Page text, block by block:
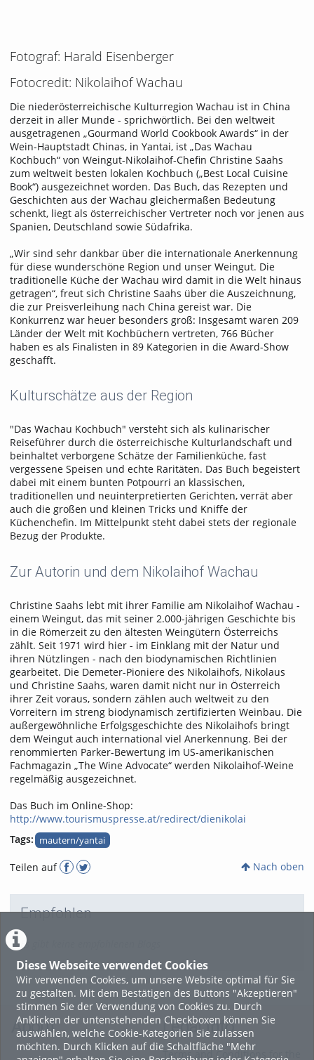
Diese Webseite verwendet Cookies
Wir verwenden Cookies, um unsere Website optimal für Sie
zu gestalten. Mit dem Bestätigen des Buttons "Akzeptieren"
stimmen Sie der Verwendung von Cookies zu. Durch
Anklicken der untenstehenden Checkboxen können Sie
auswählen, welche Cookie-Kategorien Sie zulassen
möchten. Durch Klicken auf die Schaltfläche "Mehr
Fotograf: Harald Eisenberger
Fotocredit: Nikolaihof Wachau
Die niederösterreichische Kulturregion Wachau ist in China
derzeit in aller Munde - sprichwörtlich. Bei den weltweit
ausgetragenen „Gourmand World Cookbook Awards“ in der
Wein-Hauptstadt Chinas, in Yantai, ist „Das Wachau
Kochbuch“ von Weingut-Nikolaihof-Chefin Christine Saahs
zum weltweit besten lokalen Kochbuch („Best Local Cuisine
Book“) ausgezeichnet worden. Das Buch, das Rezepten und
Geschichten aus der Wachau gleichermaßen Bedeutung
schenkt, liegt als österreichischer Vertreter noch vor jenen aus
Spanien, Deutschland sowie Südafrika.
„Wir sind sehr dankbar über die internationale Anerkennung
für diese wunderschöne Region und unser Weingut. Die
traditionelle Küche der Wachau wird damit in die Welt hinaus
getragen“, freut sich Christine Saahs über die Auszeichnung,
die zur Preisverleihung nach China gereist war. Die
Konkurrenz war heuer besonders groß: Insgesamt waren 209
Länder der Welt mit Kochbüchern vertreten, 766 Bücher
haben es als Finalisten in 89 Kategorien in die Award-Show
geschafft.
Kulturschätze aus der Region
"Das Wachau Kochbuch" versteht sich als kulinarischer
Reiseführer durch die österreichische Kulturlandschaft und
beinhaltet verborgene Schätze der Familienküche, fast
vergessene Speisen und echte Raritäten. Das Buch begeistert
dabei mit einem bunten Potpourri an klassischen,
traditionellen und neuinterpretierten Gerichten, verrät aber
auch die großen und kleinen Tricks und Kniffe der
Küchenchefin. Im Mittelpunkt steht dabei stets der regionale
Bezug der Produkte.
Zur Autorin und dem Nikolaihof Wachau
Christine Saahs lebt mit ihrer Familie am Nikolaihof Wachau -
einem Weingut, das mit seiner 2.000-jährigen Geschichte bis
in die Römerzeit zu den ältesten Weingütern Österreichs
zählt. Seit 1971 wird hier - im Einklang mit der Natur und
ihren Nützlingen - nach den biodynamischen Richtlinien
gearbeitet. Die Demeter-Pioniere des Nikolaihofs, Nikolaus
und Christine Saahs, waren damit nicht nur in Österreich
ihrer Zeit voraus, sondern zählen auch weltweit zu den
Vorreitern im streng biodynamisch zertifizierten Weinbau. Die
außergewöhnliche Erfolgsgeschichte des Nikolaihofs bringt
dem Weingut auch international viel Anerkennung. Bei der
renommierten Parker-Bewertung im US-amerikanischen
Fachmagazin „The Wine Advocate“ werden Nikolaihof-Weine
regelmäßig ausgezeichnet.
Das Buch im Online-Shop:
http://www.tourismuspresse.at/redirect/dienikolai
Tags: mautern/yantai
Teilen auf Nach oben
Empfohlen
Es gibt keine empfohlenen Blogs
About Legal Info
Terms and Conditions for the